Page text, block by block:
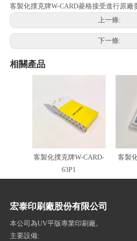
客製化撲克牌W-CARD菱格接受進行原廠
上一條:
下一條:
相關產品
客製化撲克牌W-CARD-
63P1
客製
宏泰印刷廠股份有限公司
本公司為UV平版專業印刷廠。
主要設備: